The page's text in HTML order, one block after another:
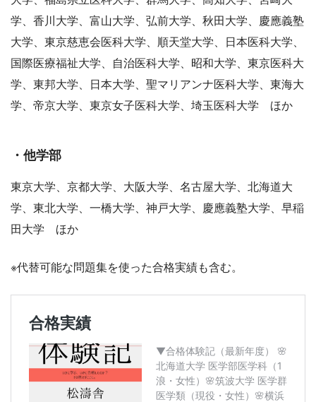
学、香川大学、富山大学、弘前大学、秋田大学、慶應義塾
大学、東京慈恵会医科大学、順天堂大学、日本医科大学、
国際医療福祉大学、自治医科大学、昭和大学、東京医科大
学、東邦大学、日本大学、聖マリアンナ医科大学、東海大
学、帝京大学、東京女子医科大学、埼玉医科大学 ほか
・他学部
東京大学、京都大学、大阪大学、名古屋大学、北海道大
学、東北大学、一橋大学、神戸大学、慶應義塾大学、早稲
田大学 ほか
※代替可能な問題集を使った合格実績も含む。